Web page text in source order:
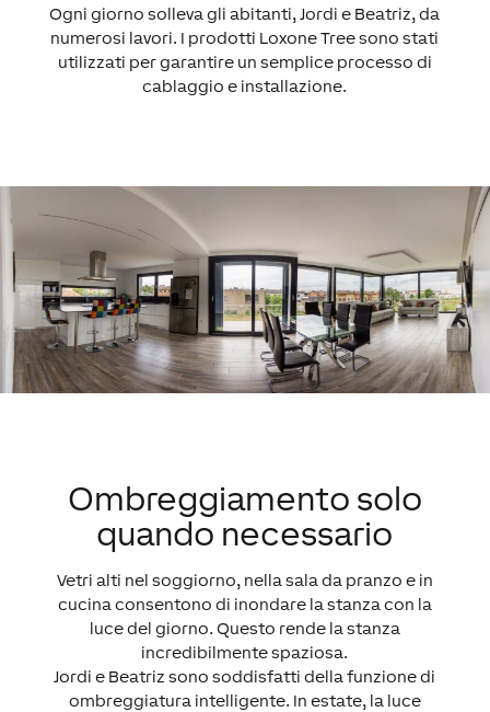
Ogni giorno solleva gli abitanti, Jordi e Beatriz, da
numerosi lavori. I prodotti Loxone Tree sono stati
utilizzati per garantire un semplice processo di
cablaggio e installazione.
Ombreggiamento solo
quando necessario
Vetri alti nel soggiorno, nella sala da pranzo e in
cucina consentono di inondare la stanza con la
luce del giorno. Questo rende la stanza
incredibilmente spaziosa.
Jordi e Beatriz sono soddisfatti della funzione di
ombreggiatura intelligente. In estate, la luce